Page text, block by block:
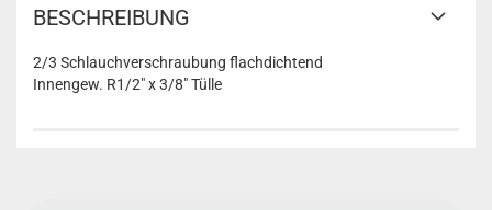
BESCHREIBUNG
2/3 Schlauchverschraubung flachdichtend
Innengew. R1/2" x 3/8" Tülle